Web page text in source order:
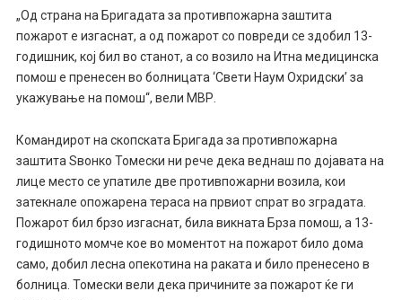
„Од страна на Бригадата за противпожарна заштита
пожарот е изгаснат, а од пожарот со повреди се здобил 13-
годишник, кој бил во станот, а со возило на Итна медицинска
помош е пренесен во болницата ‘Свети Наум Охридски’ за
укажување на помош“, вели МВР.
Командирот на скопската Бригада за противпожарна
заштита Ѕвонко Томески ни рече дека веднаш по дојавата на
лице место се упатиле две противпожарни возила, кои
затекнале опожарена тераса на првиот спрат во зградата.
Пожарот бил брзо изгаснат, била викната Брза помош, а 13-
годишното момче кое во моментот на пожарот било дома
само, добил лесна опекотина на раката и било пренесено в
болница. Томески вели дека причините за пожарот ќе ги